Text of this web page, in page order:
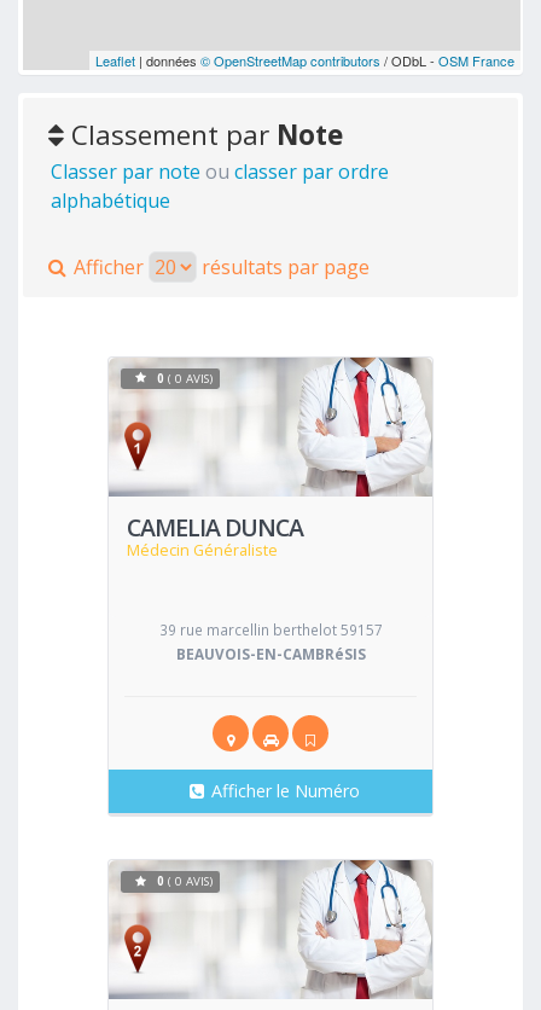
Leaflet| données © OpenStreetMap contributors / ODbL - OSM France
Classement par Note
Classer par note ou classer par ordre
alphabétique
Afficher résultats par page
CAMELIA DUNCA
Médecin Généraliste
Voir
0 ( 0 AVIS)
39 rue marcellin berthelot 59157
BEAUVOIS-EN-CAMBRéSIS
Afficher le Numéro
Voir
0 ( 0 AVIS)